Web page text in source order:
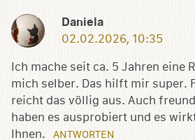
Daniela
02.02.2026, 10:35
Ich mache seit ca. 5 Jahren eine
mich selber. Das hilft mir super.
reicht das völlig aus. Auch
haben es ausprobiert und es
Ihnen.
ANTWORTEN